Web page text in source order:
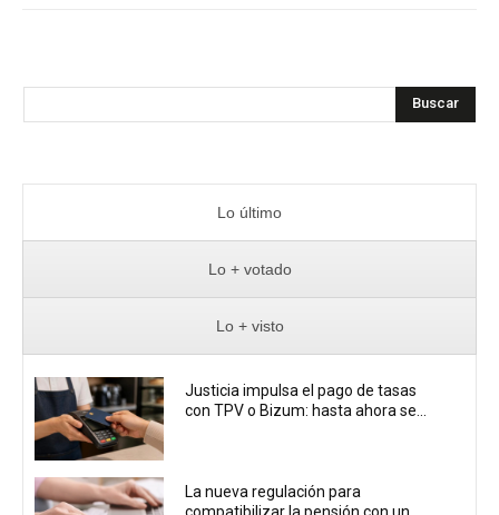
Buscar
Lo último
Lo + votado
Lo + visto
Justicia impulsa el pago de tasas
con TPV o Bizum: hasta ahora se...
La nueva regulación para
compatibilizar la pensión con un